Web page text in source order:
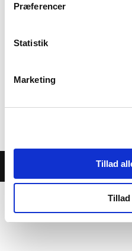
Præferencer
Statistik
Marketing
Tillad
Tillad
Frugtspyd
30.00 kr.
© Café Jambo |